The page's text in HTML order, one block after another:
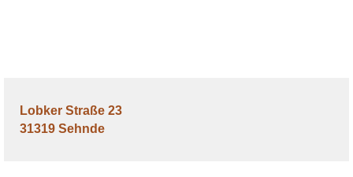
Lobker Straße 23
31319 Sehnde